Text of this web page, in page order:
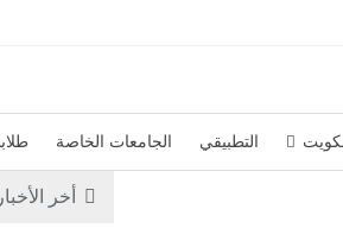
التطبيقي الجامعات الخاصة
أخر الأخبار